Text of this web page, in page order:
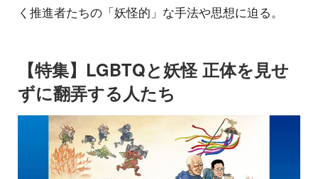
く推進者たちの「妖怪的」な手法や思想に迫る。
【特集】LGBTQと妖怪 正体を見せ
ずに翻弄する人たち